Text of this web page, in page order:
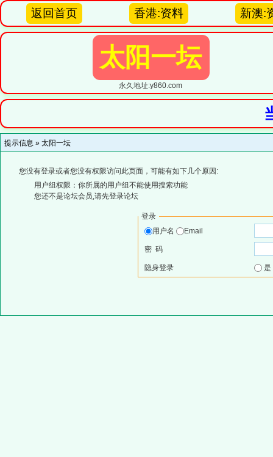
返回首页 香港:资料 新澳:
太阳一坛
永久地址:y860.com
提示信息 » 太阳一坛
您没有登录或者您没有权限访问此页面，可能有如下几个原因:
用户组权限：你所属的用户组不能使用搜索功能
您还不是论坛会员,请先登录论坛
登录
用户名
Email
密 码
隐身登录